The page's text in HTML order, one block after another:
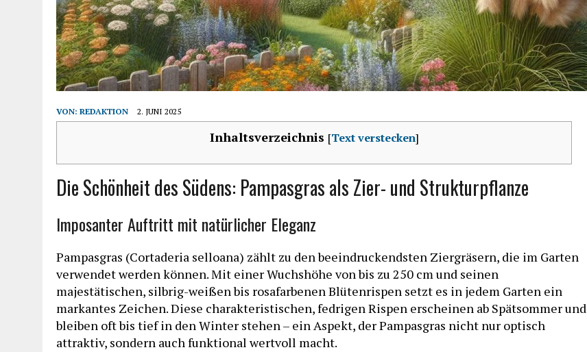
VON: REDAKTION 2. JUNI 2025
Inhaltsverzeichnis [Text verstecken]
Die Schönheit des Südens: Pampasgras als Zier- und Strukturpflanze
Imposanter Auftritt mit natürlicher Eleganz
Pampasgras (Cortaderia selloana) zählt zu den beeindruckendsten Ziergräsern, die im Garten
verwendet werden können. Mit einer Wuchshöhe von bis zu 250 cm und seinen
majestätischen, silbrig-weißen bis rosafarbenen Blütenrispen setzt es in jedem Garten ein
markantes Zeichen. Diese charakteristischen, fedrigen Rispen erscheinen ab Spätsommer und
bleiben oft bis tief in den Winter stehen – ein Aspekt, der Pampasgras nicht nur optisch
attraktiv, sondern auch funktional wertvoll macht.